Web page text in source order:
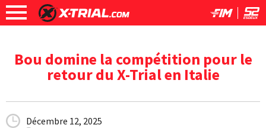
Bou domine la compétition pour le
retour du X-Trial en Italie
Décembre 12, 2025